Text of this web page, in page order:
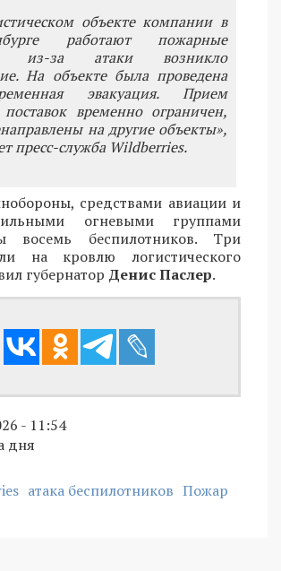
объекте компании в
работают пожарные
из-за атаки возникло
На объекте была проведена
эвакуация. Прием
временно ограничен,
на другие объекты»,
пресс-служба Wildberries.
средствами авиации и
огневыми группами
восемь беспилотников. Три
на кровлю логистического
губернатор Денис Паслер.
- 11:54
дня
атака беспилотников Пожар